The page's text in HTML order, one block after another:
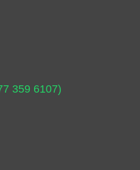
359 6107)